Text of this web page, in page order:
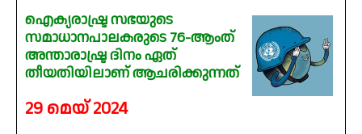
ഐക്യരാഷ്ട്ര സഭയുടെ
സമാധാനപാലകരുടെ 76-ആംത്
അന്താരാഷ്ട്ര ദിനം ഏത്
തീയതിയിലാണ് ആചരിക്കുന്നത്
29 മെയ് 2024